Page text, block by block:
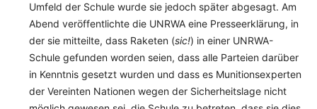
Umfeld der Schule wurde sie jedoch später abgesagt. Am
Abend veröffentlichte die UNRWA eine Presseerklärung, in
der sie mitteilte, dass Raketen (sic!) in einer UNRWA-
Schule gefunden worden seien, dass alle Parteien darüber
in Kenntnis gesetzt wurden und dass es Munitionsexperten
der Vereinten Nationen wegen der Sicherheitslage nicht